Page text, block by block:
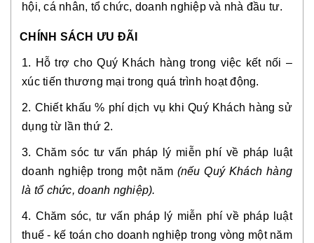
hội, cá nhân, tổ chức, doanh nghiệp và nhà đầu tư.
CHÍNH SÁCH ƯU ĐÃI
1. Hỗ trợ cho Quý Khách hàng trong việc kết nối –
xúc tiến thương mại trong quá trình hoạt động.
2. Chiết khấu % phí dịch vụ khi Quý Khách hàng sử
dụng từ lần thứ 2.
3. Chăm sóc tư vấn pháp lý miễn phí về pháp luật
doanh nghiệp trong một năm(nếu Quý Khách hàng
là tổ chức, doanh nghiệp).
4. Chăm sóc, tư vấn pháp lý miễn phí về pháp luật
thuế - kế toán cho doanh nghiệp trong vòng một năm